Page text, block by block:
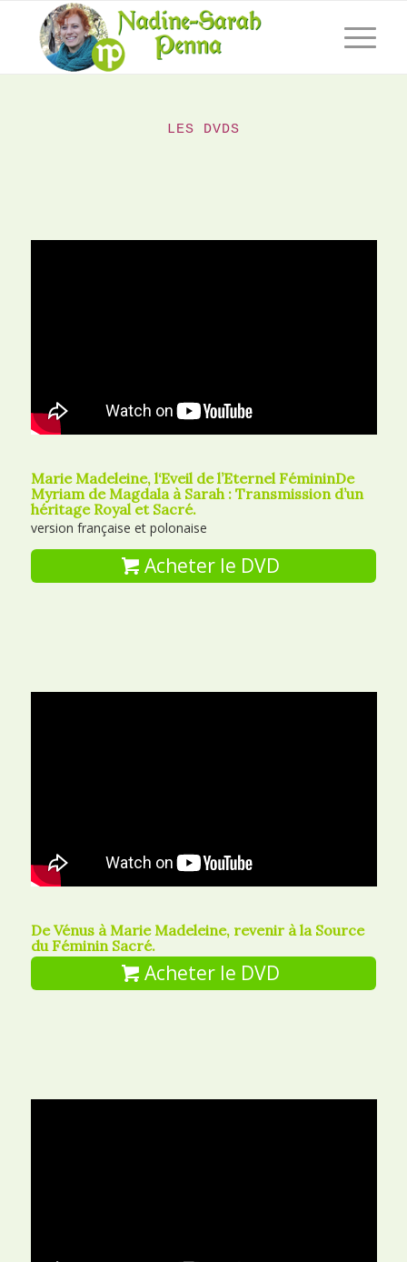
LES DVDS
Marie Madeleine, l‘Eveil de l’Eternel FémininDe
Myriam de Magdala à Sarah : Transmission d’un
héritage Royal et Sacré.
version française et polonaise
Acheter le DVD
De Vénus à Marie Madeleine, revenir à la Source
du Féminin Sacré.
Acheter le DVD